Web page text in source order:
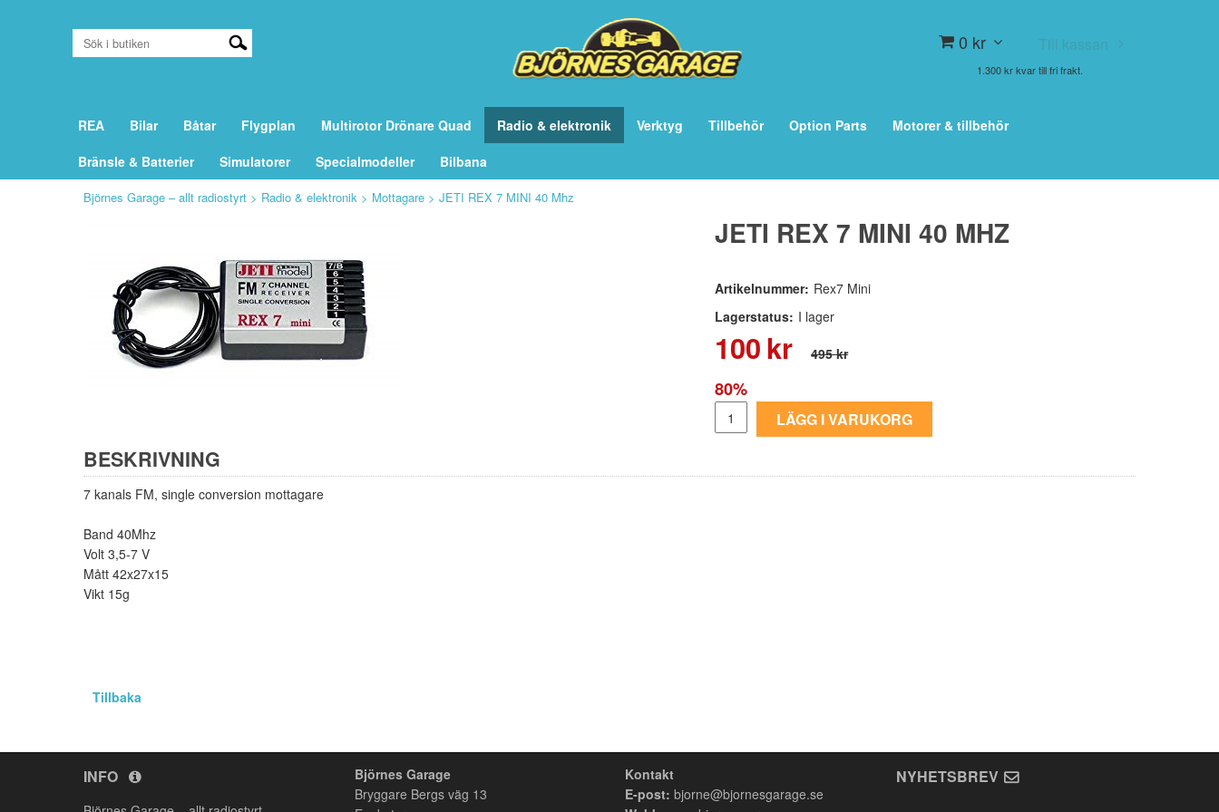
0 kr Till kassan
1.300 kr kvar till fri frakt.
REA Bilar Båtar Flygplan Multirotor Drönare Quad Radio & elektronik Verktyg Tillbehör Option Parts
Motorer & tillbehör
Bränsle & Batterier
Simulatorer Specialmodeller Bilbana
Björnes Garage – allt radiostyrt > Radio & elektronik > Mottagare > JETI REX 7 MINI 40 Mhz
JETI REX 7 MINI 40 MHZ
Artikelnummer: Rex7 Mini
Lagerstatus: I lager
100kr 495 kr
80%
LÄGG I VARUKORG
BESKRIVNING
7 kanals FM, single conversion mottagare
Band 40Mhz
Volt 3,5-7 V
Mått 42x27x15
Vikt 15g
Tillbaka
INFO
Björnes Garage
Bryggare Bergs väg 13
Kontakt
E-post: bjorne@bjornesgarage.se
NYHETSBREV